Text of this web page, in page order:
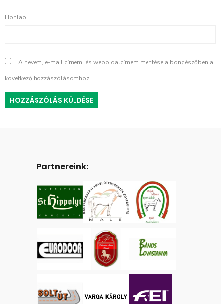
Honlap
A nevem, e-mail címem, és weboldalcímem mentése a böngészőben a
következő hozzászólásomhoz.
Partnereink: